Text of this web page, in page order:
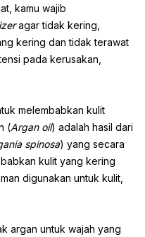
kamu wajib
agar tidak kering,
kering dan tidak terawat
pada kerusakan,
melembabkan kulit
(Argan oil) adalah hasil dari
spinosa) yang secara
kulit yang kering
digunakan untuk kulit,
argan untuk wajah yang